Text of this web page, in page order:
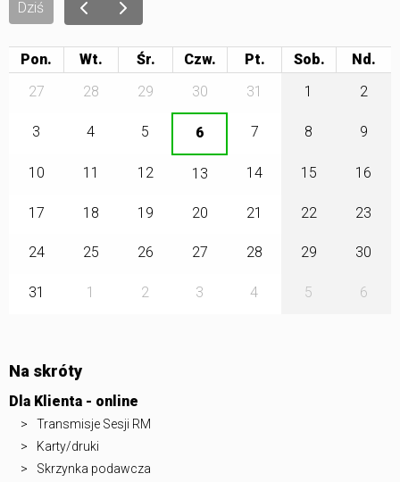
Dziś
Pon. Wt. Śr. Czw. Pt.
Sob.
27
28 29 30 31 1 2
3 4 5 6 7 8 9
10 11 12 13 14 15 16
17 18 19 20 21 22 23
24 25 26 27 28 29 30
31 1 2 3 4 5 6
Na skróty
Dla Klienta - online
Transmisje Sesji RM
Karty/druki
Skrzynka podawcza